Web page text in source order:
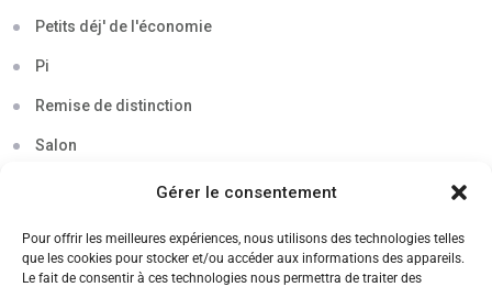
Gérer le consentement
Pour offrir les meilleures expériences, nous utilisons des technologies telles
que les cookies pour stocker et/ou accéder aux informations des appareils.
Le fait de consentir à ces technologies nous permettra de traiter des
Petits déj' de l'économie
Pi
Remise de distinction
Salon
Soirée